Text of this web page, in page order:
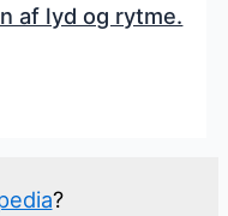
af lyd og rytme.
?